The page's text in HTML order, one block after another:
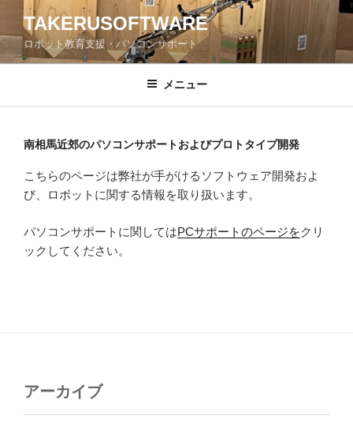
テ
ン
TAKERUSOFTWARE
ロボット教育支援・パソコンサポート
メニュー
南相馬近郊のパソコンサポートおよびプロトタイプ開発
こちらのページは弊社が手がけるソフトウェア開発およ
び、ロボットに関する情報を取り扱います。
パソコンサポートに関してはPCサポートのページをクリ
ックしてください。
アーカイブ